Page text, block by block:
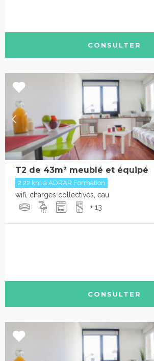
CONSULTER
T2 de 43m² meublé et équipé
2.22 km à ADRAR Formation
wifi, charges collectives, eau
+ 13
CONSULTER